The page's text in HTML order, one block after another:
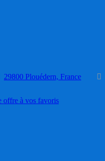
29800 Plouédern, France
offre à vos favoris